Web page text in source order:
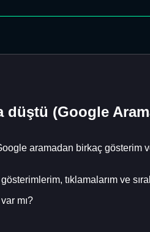
düştü (Google
aramadan birkaç gösterim
tıklamalarım ve
mı?